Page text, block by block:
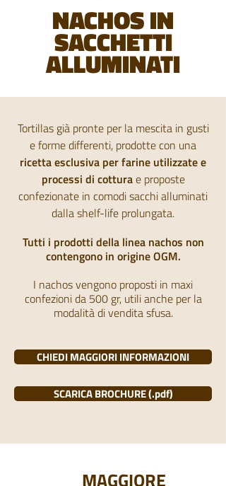
NACHOS IN
SACCHETTI
ALLUMINATI
Tortillas già pronte per la mescita in gusti
e forme differenti, prodotte con una
ricetta esclusiva per farine utilizzate e
processi di cotturae proposte
confezionate in comodi sacchi alluminati
dalla shelf-life prolungata.
Tutti i prodotti della linea nachos non
contengono in origine OGM.
I nachos vengono proposti in maxi
confezioni da 500 gr, utili anche per la
modalità di vendita sfusa.
CHIEDI MAGGIORI INFORMAZIONI
SCARICA BROCHURE (.pdf)
MAGGIORE